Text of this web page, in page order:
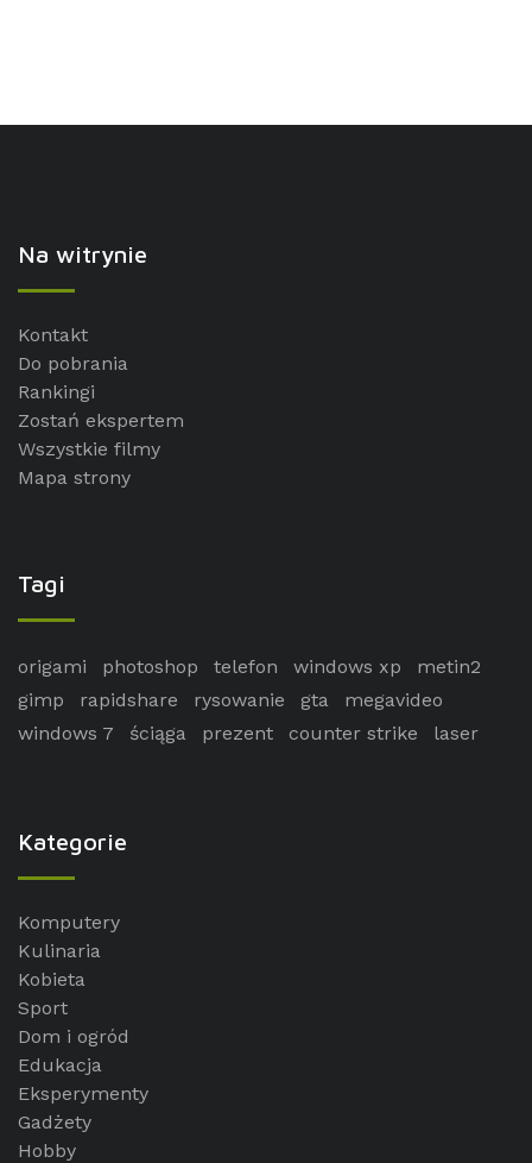
Na witrynie
Kontakt
Do pobrania
Rankingi
Zostań ekspertem
Wszystkie filmy
Mapa strony
Tagi
origami photoshop telefon windows xp
metin2
gimp
rapidshare rysowanie gta
megavideo
windows 7
ściąga prezent counter strike laser
Kategorie
Komputery
Kulinaria
Kobieta
Sport
Dom i ogród
Edukacja
Eksperymenty
Gadżety
Hobby